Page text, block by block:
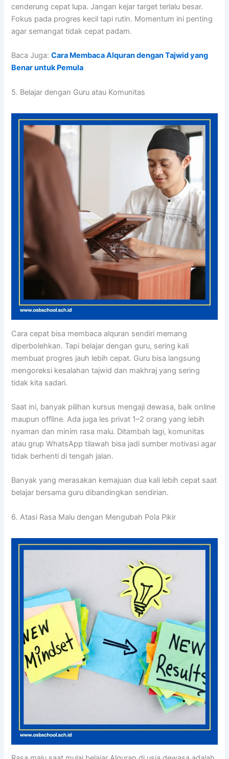
cenderung cepat lupa. Jangan kejar target terlalu besar.
Fokus pada progres kecil tapi rutin. Momentum ini penting
agar semangat tidak cepat padam.
Baca Juga:Cara Membaca Alquran dengan Tajwid yang
Benar untuk Pemula
5. Belajar dengan Guru atau Komunitas
Cara cepat bisa membaca alquran sendiri memang
diperbolehkan. Tapi belajar dengan guru, sering kali
membuat progres jauh lebih cepat. Guru bisa langsung
mengoreksi kesalahan tajwid dan makhraj yang sering
tidak kita sadari.
Saat ini, banyak pilihan kursus mengaji dewasa, baik online
maupun offline. Ada juga les privat 1–2 orang yang lebih
nyaman dan minim rasa malu. Ditambah lagi, komunitas
atau grup WhatsApp tilawah bisa jadi sumber motivasi agar
tidak berhenti di tengah jalan.
Banyak yang merasakan kemajuan dua kali lebih cepat saat
belajar bersama guru dibandingkan sendirian.
6. Atasi Rasa Malu dengan Mengubah Pola Pikir